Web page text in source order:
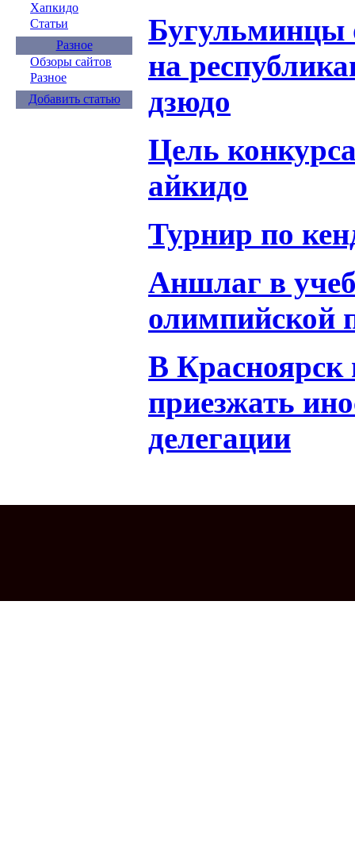
Хапкидо
Статьи
Разное
Обзоры сайтов
Разное
Добавить статью
Бугульминцы
на
дзюдо
Цель
айкидо
Турнир по
Аншлаг в
олимпийской
В Красноярск
приезжать
делегации